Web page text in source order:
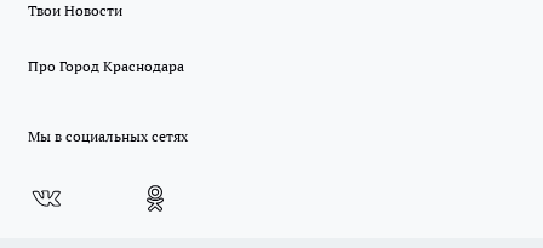
Твои Новости
Про Город Краснодара
Мы в социальных сетях